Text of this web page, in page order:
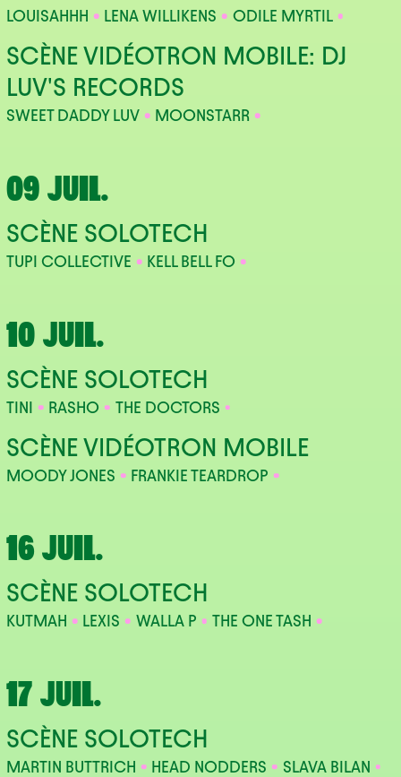
LOUISAHHH LENA WILLIKENS ODILE MYRTIL
SCÈNE VIDÉOTRON MOBILE: DJ
LUV'S RECORDS
SWEET DADDY LUV MOONSTARR
09 JUIL.
SCÈNE SOLOTECH
TUPI COLLECTIVE KELL BELL FO
10 JUIL.
SCÈNE SOLOTECH
TINI RASHO THE DOCTORS
SCÈNE VIDÉOTRON MOBILE
MOODY JONES FRANKIE TEARDROP
16 JUIL.
SCÈNE SOLOTECH
KUTMAH LEXIS WALLA P THE ONE TASH
17 JUIL.
SCÈNE SOLOTECH
MARTIN BUTTRICH HEAD NODDERS SLAVA BILAN